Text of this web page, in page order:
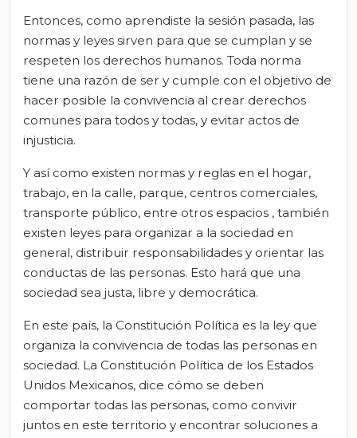
Entonces, como aprendiste la sesión pasada, las
normas y leyes sirven para que se cumplan y se
respeten los derechos humanos. Toda norma
tiene una razón de ser y cumple con el objetivo de
hacer posible la convivencia al crear derechos
comunes para todos y todas, y evitar actos de
injusticia.
Y así como existen normas y reglas en el hogar,
trabajo, en la calle, parque, centros comerciales,
transporte público, entre otros espacios , también
existen leyes para organizar a la sociedad en
general, distribuir responsabilidades y orientar las
conductas de las personas. Esto hará que una
sociedad sea justa, libre y democrática.
En este país, la Constitución Política es la ley que
organiza la convivencia de todas las personas en
sociedad. La Constitución Política de los Estados
Unidos Mexicanos, dice cómo se deben
comportar todas las personas, como convivir
juntos en este territorio y encontrar soluciones a